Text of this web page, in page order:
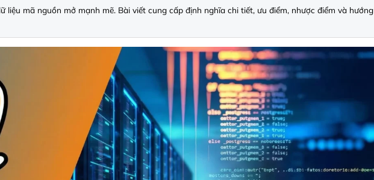
liệu mã nguồn mở mạnh mẽ. Bài viết cung cấp định nghĩa chi tiết, ưu điểm, nhược điểm và hướng